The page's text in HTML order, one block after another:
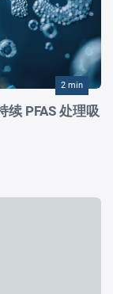
2 min
续 PFAS 处理吸